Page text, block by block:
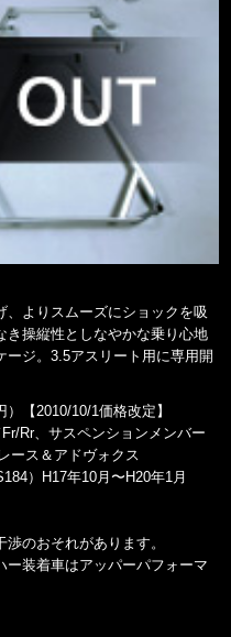
、よりスムーズにショックを吸
き操縦性としなやかな乗り心地
ージ。3.5アスリート用に専用開
【2010/10/1価格改定】
Rr、サスペンションメンバー
ース＆アドヴォクス
）H17年10月〜H20年1月
のおそれがあります。
装着車はアッパーパフォーマ